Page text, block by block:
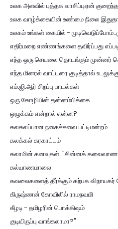
உலக அளவில் புத்தக வாசிப்புஏன்
உலக வாழ்க்கையின் உண்மை நிலை
உலகம் உங்கள் கையில் -
எதிர்மறை எண்ணங்களை தவிர்ப்பது
எந்த ஒரு செயலை தொடங்கும் முன்னர்
எந்த மினரல் வாட்டரை குடித்தால்
எம்.ஜி.ஆர் சிறப்பு பாடல்கள்
ஒரு கோழியின் தன்னம்பிக்கை
ஒழுக்கம் என்றால் என்ன?
கலகலப்பான நகைச்சுவை பட்டிமன்றம்
கலக்கல் கரகாட்டம்
கலாமின் கனவுகள். "சின்னக்
கல்யாணமாலை
கவலைகளைத் தீர்க்கும் கற்பக விநாயகர்
கிருஷ்ணன் கோவிலில் ராமநவமி
கீழடி - தமிழரின் பொக்கிஷம்
குடியிருப்பு வாங்கலாமா?"